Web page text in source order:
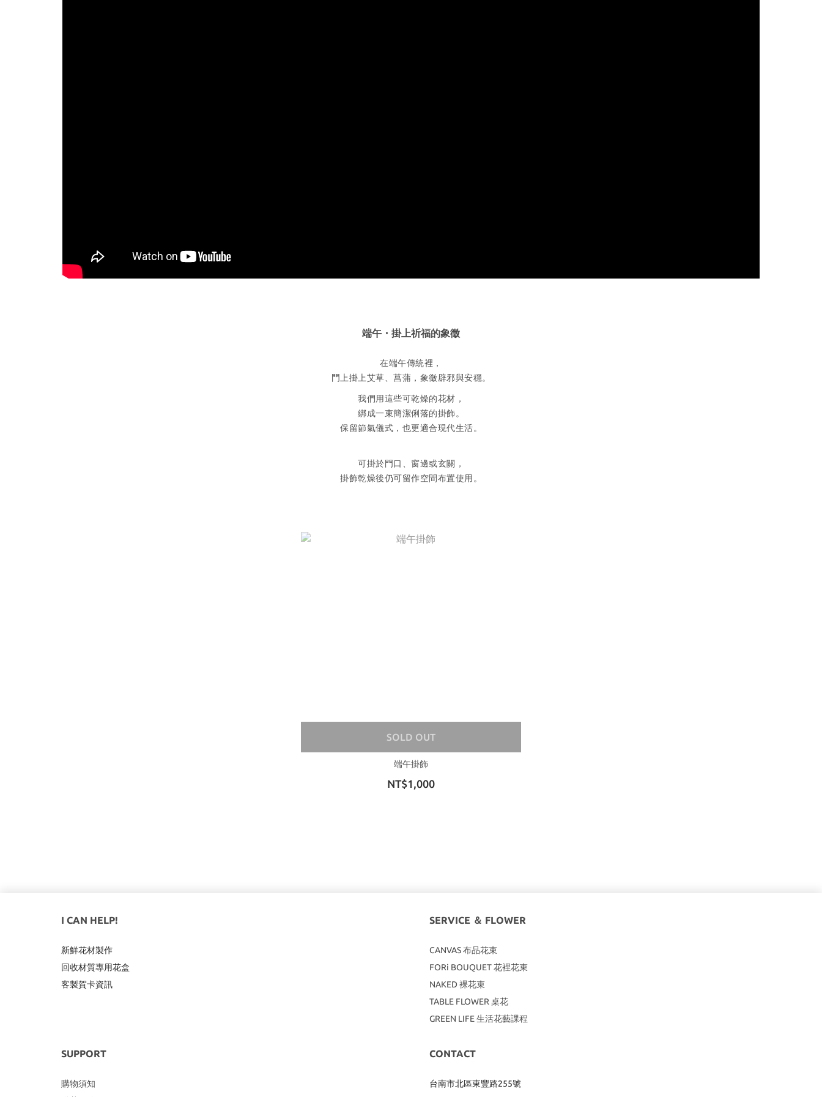
端午・掛上祈福的象徵
在端午傳統裡，
門上掛上艾草、菖蒲，象徵辟邪與安穩。
我們用這些可乾燥的花材，
綁成一束簡潔俐落的掛飾。
保留節氣儀式，也更適合現代生活。
可掛於門口、窗邊或玄關，
掛飾乾燥後仍可留作空間布置使用。
SOLD OUT
端午掛飾
NT$1,000
I CAN HELP!
新鮮花材製作
回收材質專用花盒
客製賀卡資訊
SERVICE ＆ FLOWER
CANVAS布品花束
FORi BOUQUET 花裡花束
NAKED 裸花束
TABLE FLOWER 桌花
GREEN LIFE 生活花藝課程
SUPPORT
購物須知
CONTACT
台南市北區東豐路255號